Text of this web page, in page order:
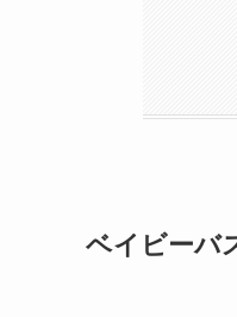
ベイビーバ